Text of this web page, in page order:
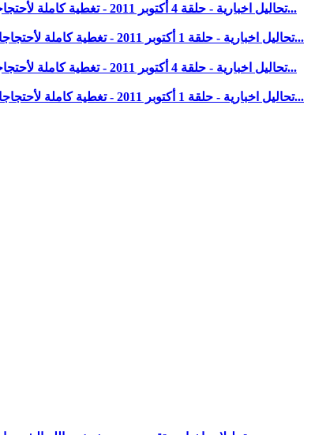
تحاليل اخبارية - حلقة 4 أكتوبر 2011 - تغطية كاملة لأحتجاجات الاقباط أمام مسبيرو بعد الاعتداء على كنيسة أدفو...
تحاليل اخبارية - حلقة 1 أكتوبر 2011 - تغطية كاملة لأحتجاجات الاقباط بعد الاعتداء على كنيسة أدفو بأسوان (الجزء...
تحاليل اخبارية - حلقة 4 أكتوبر 2011 - تغطية كاملة لأحتجاجات الاقباط أمام مسبيرو بعد الاعتداء على كنيسة أدفو...
تحاليل اخبارية - حلقة 1 أكتوبر 2011 - تغطية كاملة لأحتجاجات الاقباط بعد الاعتداء على كنيسة أدفو بأسوان (الجزء...